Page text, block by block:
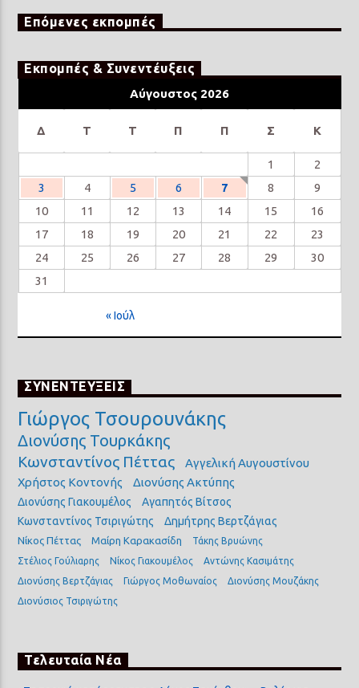
Επόμενες εκπομπές
Εκπομπές & Συνεντέυξεις
Αύγουστος 2026
Δ Τ Τ Π Π Σ Κ
1
2
3
4 5 6 7 8
9
10
11 12 13 14 15
16
17
18 19 20 21 22
23
24
25 26 27 28 29
30
31
« Ιούλ
ΣΥΝΕΝΤΕΥΞΕΙΣ
Γιώργος Τσουρουνάκης
Διονύσης Τουρκάκης
Κωνσταντίνος Πέττας
Αγγελική Αυγουστίνου
Χρήστος Κοντονής
Διονύσης Ακτύπης
Διονύσης Γιακουμέλος
Αγαπητός Βίτσος
Κωνσταντίνος Τσιριγώτης
Δημήτρης Βερτζάγιας
Νίκος Πέττας Μαίρη Καρακασίδη
Τάκης Βρυώνης
Στέλιος Γούλιαρης
Νίκος Γιακουμέλος
Αντώνης Κασιμάτης
Διονύσης Βερτζάγιας
Γιώργος Μοθωναίος
Διονύσης Μουζάκης
Διονύσιος Τσιριγώτης
Τελευταία Νέα